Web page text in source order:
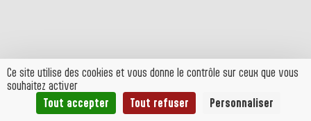
Ce site utilise des cookies et vous donne le contrôle sur ceux que vous
souhaitez activer
Tout accepter
Tout refuser Personnaliser